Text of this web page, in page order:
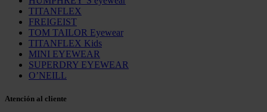
TITANFLEX
FREIGEIST
TOM TAILOR Eyewear
TITANFLEX Kids
MINI EYEWEAR
SUPERDRY EYEWEAR
O’NEILL
Atención al cliente